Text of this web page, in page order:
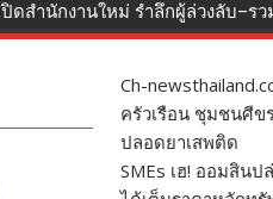
สำนักงานใหม่ รำลึกผู้ล่วงลับ–รว
Ch-
ครัวเรือน ชุมชนศีข
ปลอดยาเสพติด
SMEs เฮ! ออมสินป